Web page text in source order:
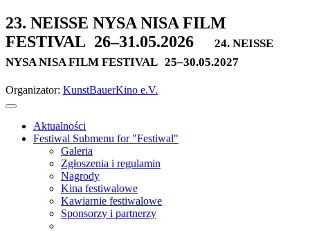
23. NEISSE NYSA NISA FILM
FESTIVAL 26–31.05.2026
24. NEISSE
NYSA NISA FILM FESTIVAL 25–30.05.2027
Organizator: KunstBauerKino e.V.
Aktualności
Festiwal Submenu for "Festiwal"
Galeria
Zgłoszenia i regulamin
Nagrody
Kina festiwalowe
Kawiarnie festiwalowe
Sponsorzy i partnerzy